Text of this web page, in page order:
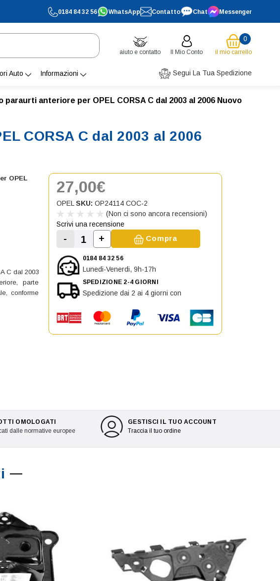
0184 84 32 56 WhatsApp Contatto Chat Messenger
aiuto e contatto Il Mio Conto
0
il mio carrello
Auto Informazioni Segui La Tua Spedizione
anteriore per OPEL CORSA C dal 2003 al 2006 Nuovo
CORSA C dal 2003 al 2006
OPEL
C dal 2003
parte
conforme
27,00€
OPEL SKU: OP24114 COC-2
(Non ci sono ancora recensioni)
Scrivi una recensione
Diminuisci la quantità di Staffa Supporto sinistro
-
Aumenta la quantità di Staffa Supporto
+ Compra
0184 84 32 56
Lunedi-Venerdi, 9h-17h
SPEDIZIONE 2-4 GIORNI
Spedizione dai 2 ai 4 giorni con
OMOLOGATI
dalle normative europee
GESTISCI IL TUO ACCOUNT
Traccia il tuo ordine